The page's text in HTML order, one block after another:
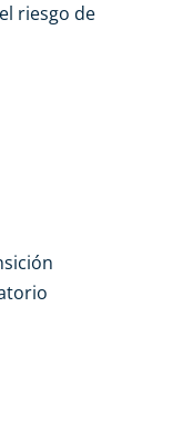
riesgo de